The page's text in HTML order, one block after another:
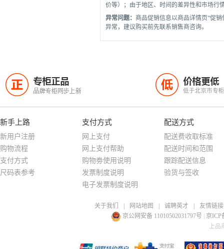
价等）；由于地区、时间的差异性和市场行
异常问题： 商品促销信息以商品详情页“促
异常，建议购买前先联系销售商咨询。
正 专柜正品
品牌专柜同步上新
低 价格更低
低于北京市专
新手上路
新用户注册
购物流程
支付方式
尺码表参考
支付方式
网上支付
网上支付帮助
购物劵使用说明
发票制度说明
电子发票制度说明
配送方式
配送费收取标准
配送时间和范围
跟踪配送信息
验货与签收
关于我们 网站地图 诚聘英才
友情链接
京公网安备 11010502031797号
京ICP
上品